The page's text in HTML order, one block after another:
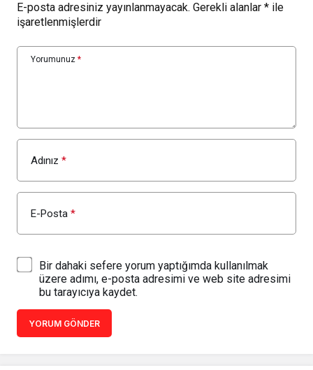
E-posta adresiniz yayınlanmayacak. Gerekli alanlar * ile
işaretlenmişlerdir
Yorumunuz *
Adınız *
E-Posta *
Bir dahaki sefere yorum yaptığımda kullanılmak
üzere adımı, e-posta adresimi ve web site adresimi
bu tarayıcıya kaydet.
YORUM GÖNDER